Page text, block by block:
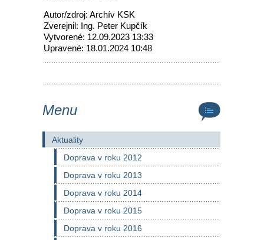
Autor/zdroj: Archív KSK
Zverejnil: Ing. Peter Kupčík
Vytvorené: 12.09.2023 13:33
Upravené: 18.01.2024 10:48
Menu
Aktuality
Doprava v roku 2012
Doprava v roku 2013
Doprava v roku 2014
Doprava v roku 2015
Doprava v roku 2016